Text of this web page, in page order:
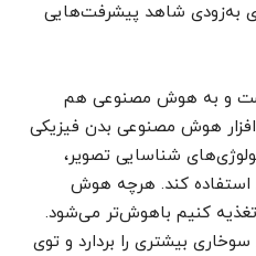
به‌زودی شاهد پیشرفت‌هایی
و به هوش مصنوعی هم
هوش مصنوعی بدن فیزیکی
شناسایی تصویر،
استفاده کند. هرچه هوش
تغذیه کنیم باهوش‌تر می‌شود.
بیشتری را بردارد و توی